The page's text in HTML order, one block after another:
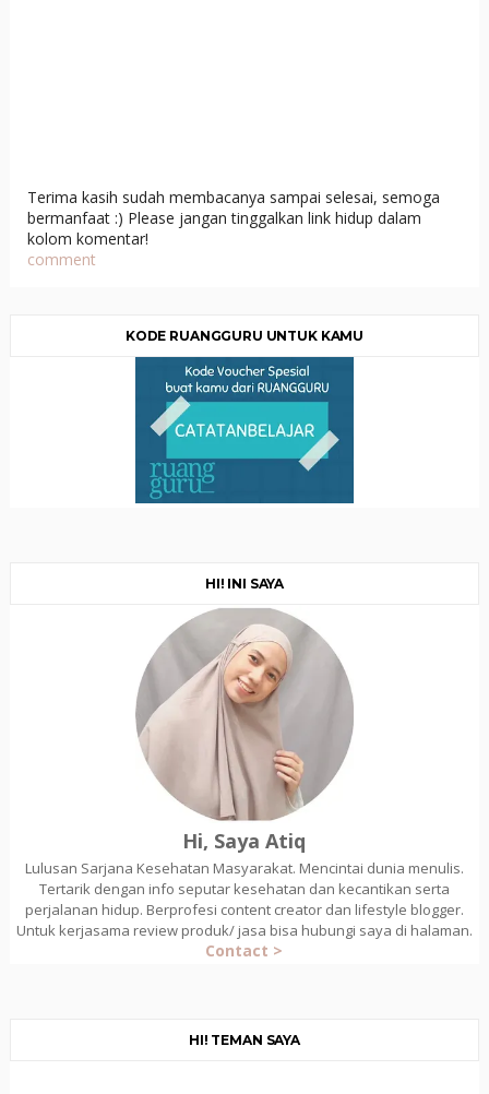
Terima kasih sudah membacanya sampai selesai, semoga
bermanfaat :) Please jangan tinggalkan link hidup dalam
kolom komentar!
comment
KODE RUANGGURU UNTUK KAMU
HI! INI SAYA
Hi, Saya Atiq
Lulusan Sarjana Kesehatan Masyarakat. Mencintai dunia menulis.
Tertarik dengan info seputar kesehatan dan kecantikan serta
perjalanan hidup. Berprofesi content creator dan lifestyle blogger.
Untuk kerjasama review produk/ jasa bisa hubungi saya di halaman.
Contact >
HI! TEMAN SAYA